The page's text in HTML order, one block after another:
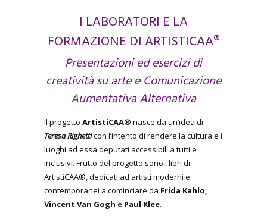
I LABORATORI E LA
FORMAZIONE DI ARTISTICAA®
Presentazioni ed esercizi di
creatività su arte e Comunicazione
Aumentativa Alternativa
Il progetto ArtistiCAA® nasce da un’idea di
Teresa Righetticon l’intento di rendere la cultura e i
luoghi ad essa deputati accessibili a tutti e
inclusivi. Frutto del progetto sono i libri di
ArtistiCAA®, dedicati ad artisti moderni e
contemporanei a cominciare da Frida Kahlo,
Vincent Van Gogh e Paul Klee.